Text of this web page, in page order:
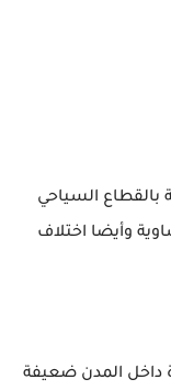
بالقطاع السياحي
وأيضا اختلاف
داخل المدن ضعيفة